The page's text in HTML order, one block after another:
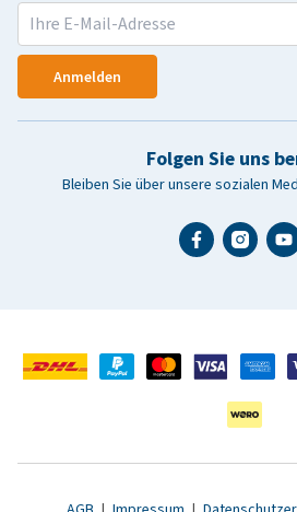
Anmelden
Folgen Sie uns
Bleiben Sie über unsere sozialen